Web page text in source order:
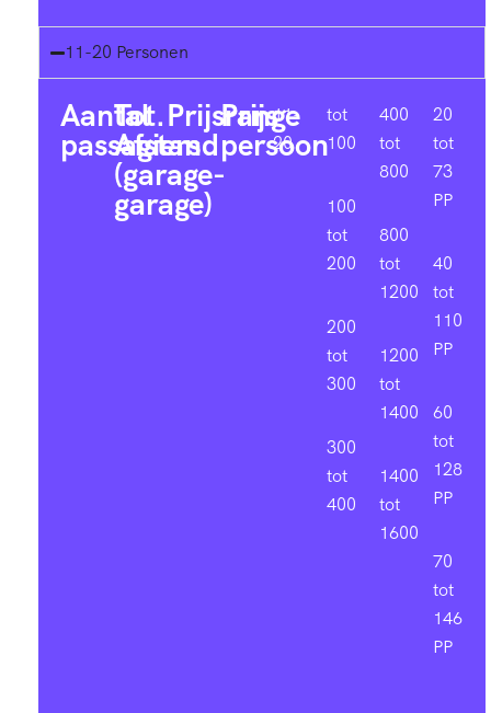
11-20 Personen
Aantal
passagiers
Tot.
Afstand
(garage-
garage)
Prijsrange
Prijs
persoon
11-
20
tot
100
100
tot
200
200
tot
300
300
tot
400
400
tot
800
800
tot
1200
1200
tot
1400
1400
tot
1600
20
tot
73
PP
40
tot
110
PP
60
tot
128
PP
70
tot
146
PP